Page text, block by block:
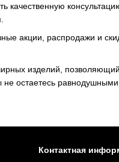
акции, распродажи и
изделий,
остаетесь
Контактная